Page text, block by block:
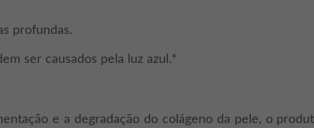
profundas.
ser causados pela luz azul.*
e a degradação do colágeno da pele, o